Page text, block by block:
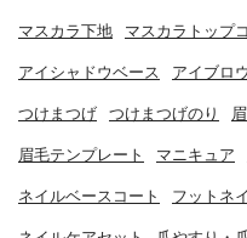
マスカラ下地 マスカラトップ
アイシャドウベース アイブロウ
つけまつげ つけまつげのり
眉毛テンプレート マニキュア
ネイルベースコート フットネ